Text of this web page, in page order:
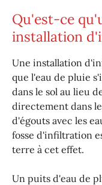
Qu'est-ce
installation
Une installation
que l'eau de pluie
dans le sol au lieu
directement dans
d'égouts avec les
fosse d'infiltration
terre à cet effet.
Un puits d'eau de